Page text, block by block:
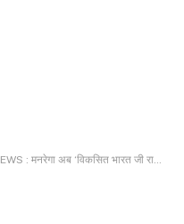
अब ‘विकसित भारत जी राम जी’ , संसद में लाया जा रहा नया बिल